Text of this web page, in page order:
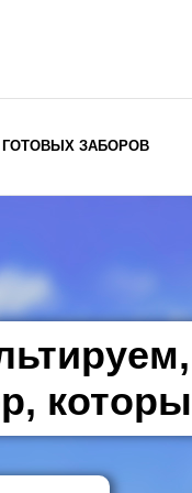
Забор
ГОТОВЫХ ЗАБОРОВ